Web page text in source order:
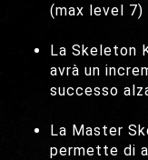
(max level 7)
La Skeleton
avrà un
successo
La Master
permette di